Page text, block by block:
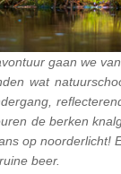
gaan we
wat
de berken
op noorderlicht!
beer.